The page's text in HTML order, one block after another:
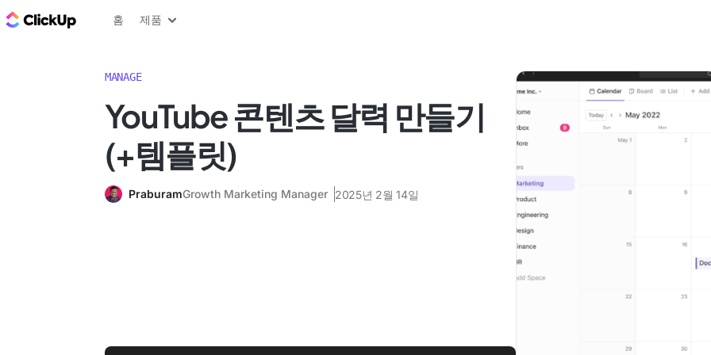
ClickUp 블로그
홈 제품
MANAGE
YouTube 콘텐츠 달력 만들기
(+템플릿)
PraburamGrowth Marketing Manager 2025년 2월 14일